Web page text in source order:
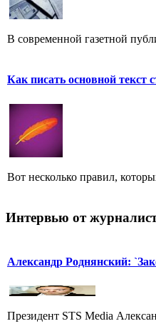
В современной газетной
Как писать основной текст
Вот несколько правил,
Интервью от
Александр Роднянский:
Президент STS Media